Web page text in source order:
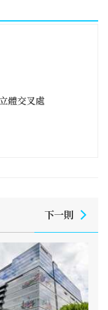
體交叉處
下一則